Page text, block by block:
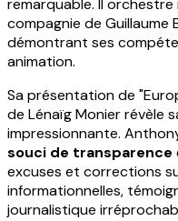
remarquable. Il
compagnie de Guillaume
démontrant ses
animation.
Sa présentation de
de Lénaïg Monier révèle
impressionnante.
souci de transparence
excuses et corrections
informationnelles,
journalistique